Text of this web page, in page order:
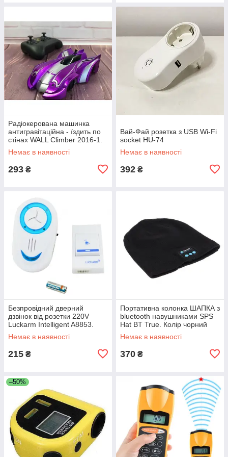
Радіокерована машинка
антигравітаційна - їздить по
стінах WALL Climber 2016-1.
Колір фіолетовий EP-16
Немає в наявності
293 ₴
Вай-Фай розетка з USB Wi-Fi
socket HU-74
Немає в наявності
392 ₴
Безпровідний дверний
дзвінок від розетки 220V
Luckarm Intelligent A8853.
Колір блакитний UL-63
Немає в наявності
215 ₴
Портативна колонка ШАПКА з
bluetooth навушниками SPS
Hat BT True. Колір чорний
JR-10
Немає в наявності
370 ₴
–50%